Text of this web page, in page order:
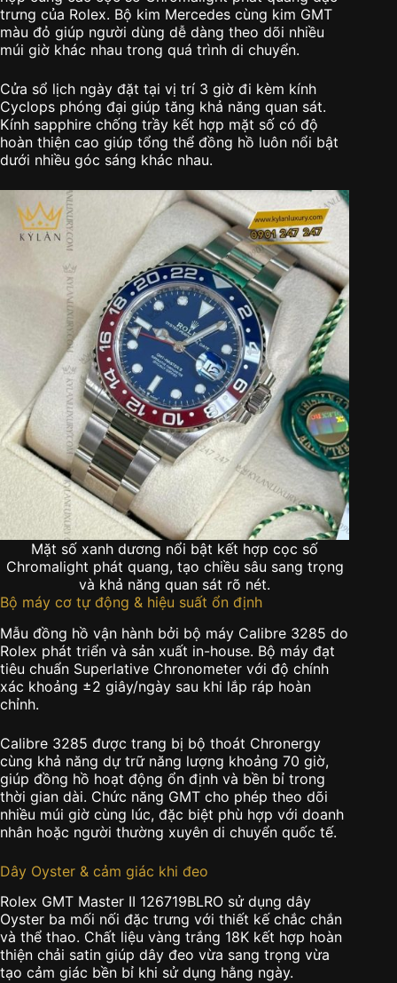
trưng của Rolex. Bộ kim Mercedes cùng kim GMT
màu đỏ giúp người dùng dễ dàng theo dõi nhiều
múi giờ khác nhau trong quá trình di chuyển.
Cửa sổ lịch ngày đặt tại vị trí 3 giờ đi kèm kính
Cyclops phóng đại giúp tăng khả năng quan sát.
Kính sapphire chống trầy kết hợp mặt số có độ
hoàn thiện cao giúp tổng thể đồng hồ luôn nổi bật
dưới nhiều góc sáng khác nhau.
Mặt số xanh dương nổi bật kết hợp cọc số
Chromalight phát quang, tạo chiều sâu sang trọng
và khả năng quan sát rõ nét.
Bộ máy cơ tự động & hiệu suất ổn định
Mẫu đồng hồ vận hành bởi bộ máy Calibre 3285 do
Rolex phát triển và sản xuất in-house. Bộ máy đạt
tiêu chuẩn Superlative Chronometer với độ chính
xác khoảng ±2 giây/ngày sau khi lắp ráp hoàn
chỉnh.
Calibre 3285 được trang bị bộ thoát Chronergy
cùng khả năng dự trữ năng lượng khoảng 70 giờ,
giúp đồng hồ hoạt động ổn định và bền bỉ trong
thời gian dài. Chức năng GMT cho phép theo dõi
nhiều múi giờ cùng lúc, đặc biệt phù hợp với doanh
nhân hoặc người thường xuyên di chuyển quốc tế.
Dây Oyster & cảm giác khi đeo
Rolex GMT Master II 126719BLRO sử dụng dây
Oyster ba mối nối đặc trưng với thiết kế chắc chắn
và thể thao. Chất liệu vàng trắng 18K kết hợp hoàn
thiện chải satin giúp dây đeo vừa sang trọng vừa
tạo cảm giác bền bỉ khi sử dụng hằng ngày.